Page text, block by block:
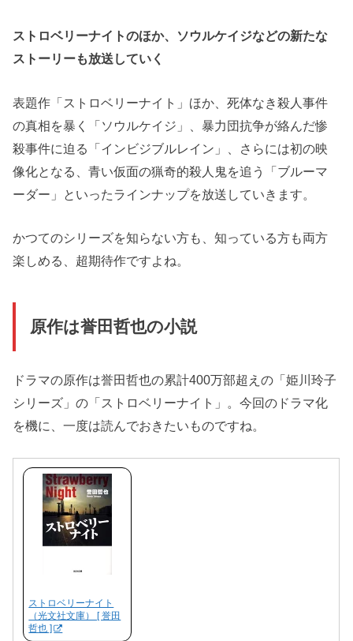
ストロベリーナイトのほか、ソウルケイジなどの新たな
ストーリーも放送していく
表題作「ストロベリーナイト」ほか、死体なき殺人事件
の真相を暴く「ソウルケイジ」、暴力団抗争が絡んだ惨
殺事件に迫る「インビジブルレイン」、さらには初の映
像化となる、青い仮面の猟奇的殺人鬼を追う「ブルーマ
ーダー」といったラインナップを放送していきます。
かつてのシリーズを知らない方も、知っている方も両方
楽しめる、超期待作ですよね。
原作は誉田哲也の小説
ドラマの原作は誉田哲也の累計400万部超えの「姫川玲子
シリーズ」の「ストロベリーナイト」。今回のドラマ化
を機に、一度は読んでおきたいものですね。
ストロベリーナイト
（光文社文庫） [ 誉田
哲也 ]